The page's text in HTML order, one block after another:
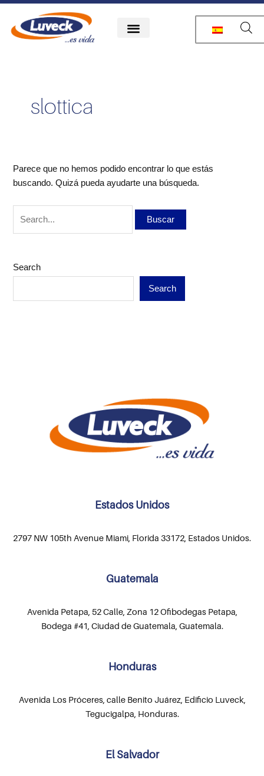
Ir
contenido
slottica
Parece que no hemos podido encontrar lo que estás
buscando. Quizá pueda ayudarte una búsqueda.
Buscar
por:
Search
Search
Estados Unidos
2797 NW 105th Avenue Miami, Florida 33172, Estados Unidos.
Guatemala
Avenida Petapa, 52 Calle, Zona 12 Ofibodegas Petapa,
Bodega #41, Ciudad de Guatemala, Guatemala.
Honduras
Avenida Los Próceres, calle Benito Juárez, Edificio Luveck,
Tegucigalpa, Honduras.
El Salvador